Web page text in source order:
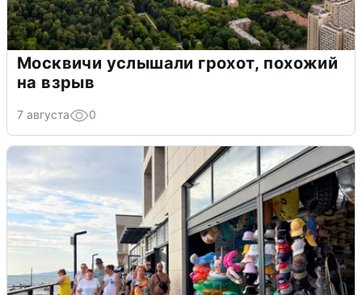
Москвичи услышали грохот, похожий
на взрыв
7 августа 0